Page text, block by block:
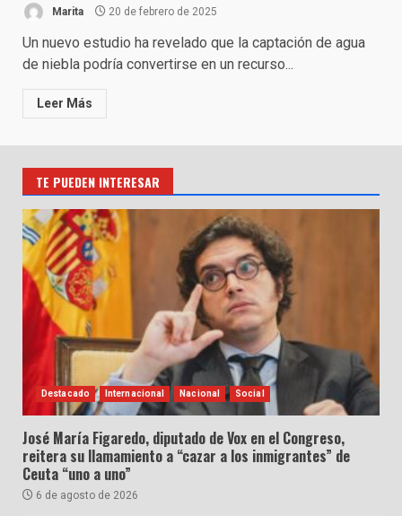
Marita 20 de febrero de 2025
Un nuevo estudio ha revelado que la captación de agua
de niebla podría convertirse en un recurso...
Leer Más
TE PUEDEN INTERESAR
Destacado Internacional Nacional Social
José María Figaredo, diputado de Vox en el Congreso,
reitera su llamamiento a “cazar a los inmigrantes” de
Ceuta “uno a uno”
6 de agosto de 2026